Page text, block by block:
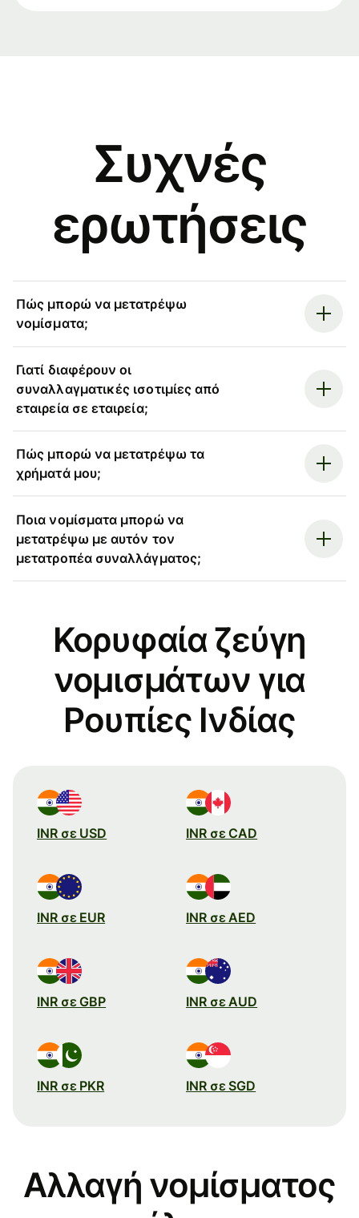
Συχνές
ερωτήσεις
Πώς μπορώ να μετατρέψω
νομίσματα;
Γιατί διαφέρουν οι
συναλλαγματικές ισοτιμίες από
εταιρεία σε εταιρεία;
Πώς μπορώ να μετατρέψω τα
χρήματά μου;
Ποια νομίσματα μπορώ να
μετατρέψω με αυτόν τον
μετατροπέα συναλλάγματος;
Κορυφαία ζεύγη
νομισμάτων για
Ρουπίες Ινδίας
INR σε USD INR σε CAD
INR σε EUR INR σε AED
INR σε GBP INR σε AUD
INR σε PKR INR σε SGD
Αλλαγή νομίσματος